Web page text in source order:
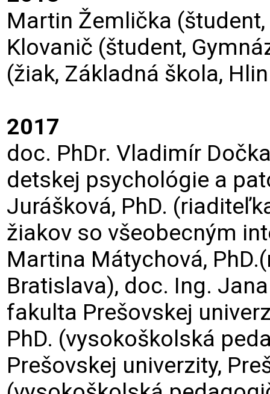
Martin Žemlička
Klovanič (študent,
(žiak, Základná škola,
2017
doc. PhDr. Vladimír
detskej psychológie a
Jurášková, PhD.
žiakov so všeobecným
Martina Mátychová,
Bratislava), doc. Ing.
fakulta Prešovskej
PhD. (vysokoškolská
Prešovskej univerzity,